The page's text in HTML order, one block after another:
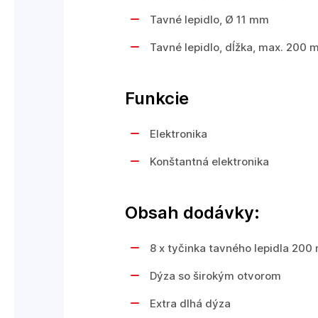
Tavné lepidlo, Ø 11 mm
Tavné lepidlo, dĺžka, max. 200
Funkcie
Elektronika
Konštantná elektronika
Obsah dodávky:
8 x tyčinka tavného lepidla 200
Dýza so širokým otvorom
Extra dlhá dýza